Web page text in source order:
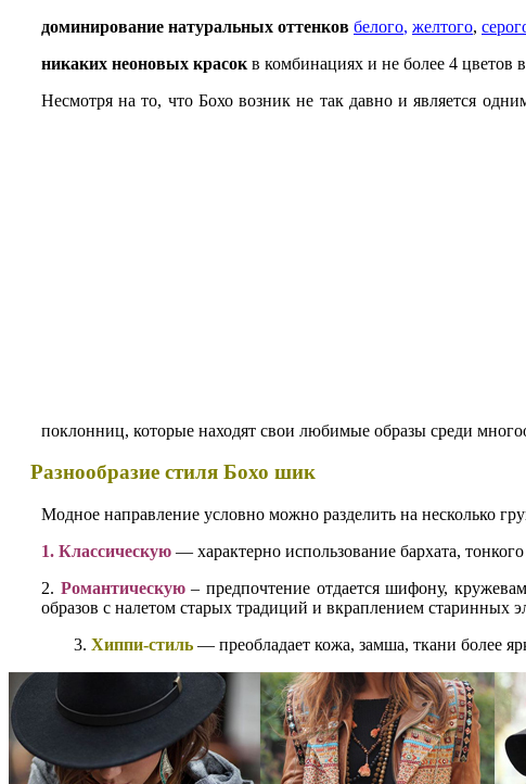
доминирование натуральных оттенков белого, желтого,
никаких неоновых красок в комбинациях и не более 4 цветов
Несмотря на то, что Бохо возник не так давно и является
поклонниц, которые находят свои любимые образы среди
Разнообразие стиля Бохо шик
Модное направление условно можно разделить на несколько
1. Классическую — характерно использование бархата,
2. Романтическую– предпочтение отдается шифону,
образов с налетом старых традиций и вкраплением старинных
3. Хиппи-стиль — преобладает кожа, замша, ткани более